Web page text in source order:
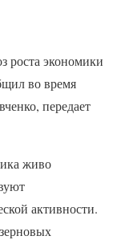
роста экономики
во время
передает
живо
активности.